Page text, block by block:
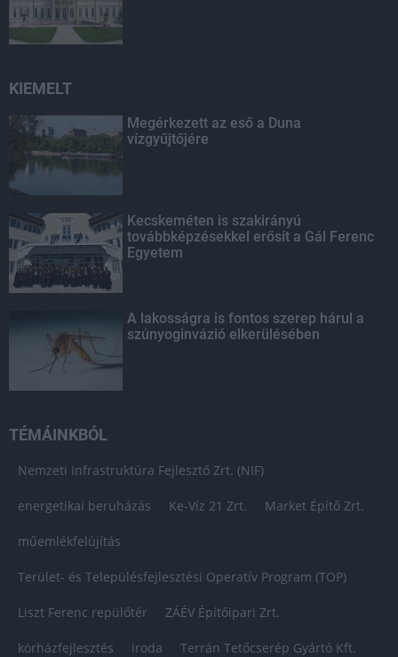
KIEMELT
Megérkezett az eső a Duna
vízgyűjtőjére
Kecskeméten is szakirányú
továbbképzésekkel erősít a Gál Ferenc
Egyetem
A lakosságra is fontos szerep hárul a
szúnyoginvázió elkerülésében
TÉMÁINKBÓL
Nemzeti Infrastruktúra Fejlesztő Zrt. (NIF)
energetikai beruházás Ke-Víz 21 Zrt. Market Építő Zrt.
műemlékfelújítás
Terület- és Településfejlesztési Operatív Program (TOP)
Liszt Ferenc repülőtér ZÁÉV Építőipari Zrt.
kórházfejlesztés iroda Terrán Tetőcserép Gyártó Kft.